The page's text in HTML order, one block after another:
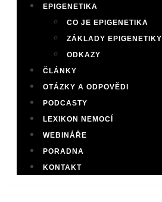
EPIGENETIKA
CO JE EPIGENETIKA
ZÁKLADY EPIGENETIKY
ODKAZY
ČLÁNKY
OTÁZKY A ODPOVĚDI
PODCASTY
LEXIKON NEMOCÍ
WEBINÁŘE
PORADNA
KONTAKT